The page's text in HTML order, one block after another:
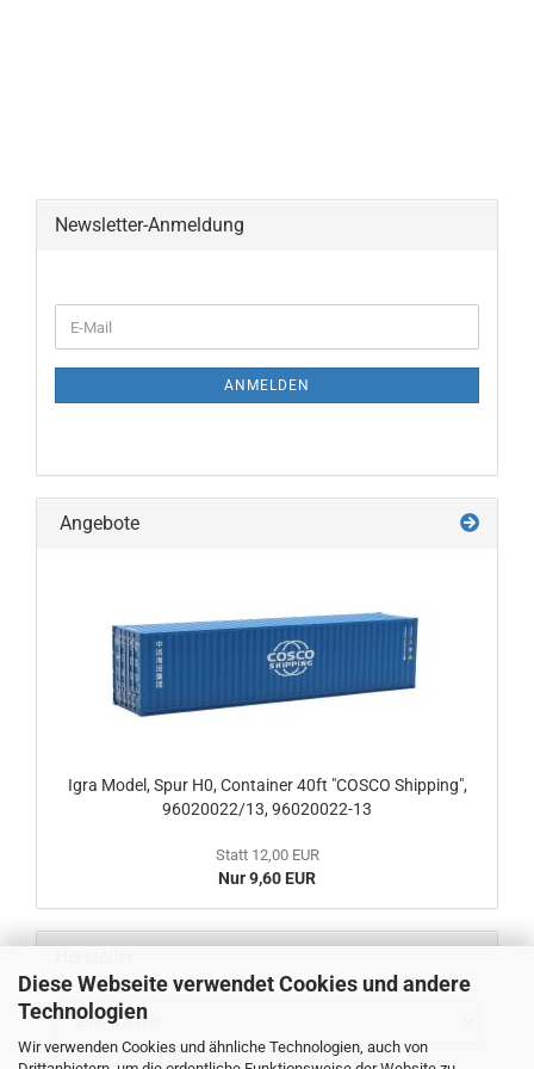
Diese Webseite verwendet Cookies und andere
Technologien
Wir verwenden Cookies und ähnliche Technologien, auch von
Newsletter-Anmeldung
ZUR
E-
Mail
ANMELDEN
Angebote
Igra Model, Spur H0, Container 40ft "COSCO Shipping",
96020022/13, 96020022-13
Statt 12,00 EUR
Nur 9,60 EUR